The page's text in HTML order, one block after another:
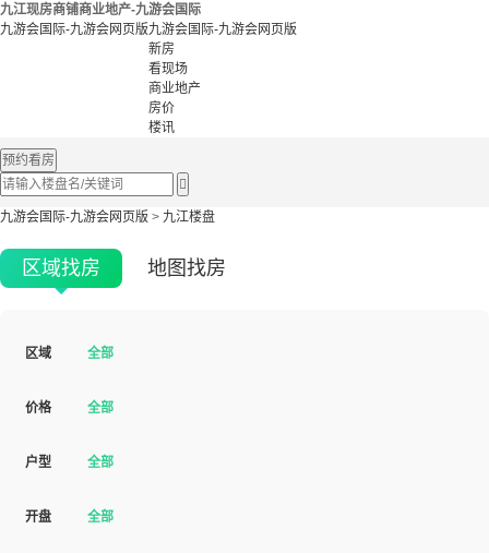
九江现房商铺商业地产-九游会国际
九游会国际-九游会网页版九游会国际-九游会网页版
新房
看现场
商业地产
房价
楼讯
预约看房

九游会国际-九游会网页版 > 九江楼盘
区域找房 地图找房
区域 全部
价格 全部
户型 全部
开盘 全部